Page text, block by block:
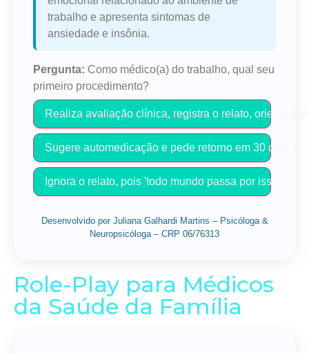
trabalho e apresenta sintomas de
ansiedade e insônia.
Pergunta: Como médico(a) do trabalho, qual seu
primeiro procedimento?
Realiza avaliação clínica, registra o relato, orienta
Sugere automedicação e pede retorno em 30 dias.
Ignora o relato, pois 'todo mundo passa por isso'.
Desenvolvido por Juliana Galhardi Martins – Psicóloga &
Neuropsicóloga – CRP 06/76313
Role-Play para Médicos
da Saúde da Família